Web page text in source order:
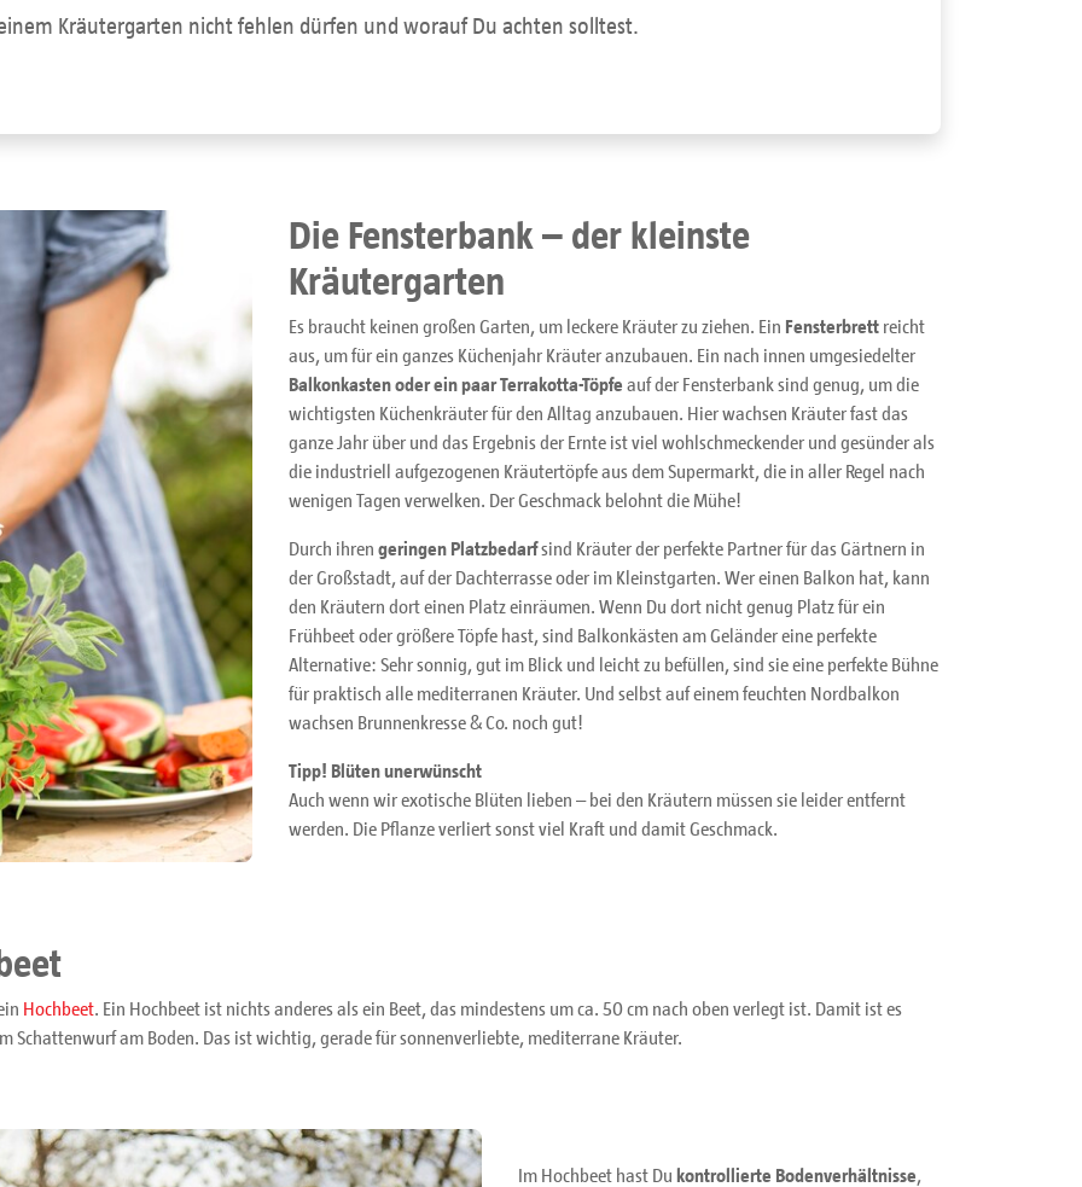
Kräutergarten nicht fehlen dürfen und worauf Du achten solltest.
Die Fensterbank – der kleinste
Kräutergarten
Es braucht keinen großen Garten, um leckere Kräuter zu ziehen. Ein Fensterbrett reicht
aus, um für ein ganzes Küchenjahr Kräuter anzubauen. Ein nach innen umgesiedelter
Balkonkasten oder ein paar Terrakotta-Töpfe auf der Fensterbank sind genug, um die
wichtigsten Küchenkräuter für den Alltag anzubauen. Hier wachsen Kräuter fast das
ganze Jahr über und das Ergebnis der Ernte ist viel wohlschmeckender und gesünder als
die industriell aufgezogenen Kräutertöpfe aus dem Supermarkt, die in aller Regel nach
wenigen Tagen verwelken. Der Geschmack belohnt die Mühe!
Durch ihren geringen Platzbedarfsind Kräuter der perfekte Partner für das Gärtnern in
der Großstadt, auf der Dachterrasse oder im Kleinstgarten. Wer einen Balkon hat, kann
den Kräutern dort einen Platz einräumen. Wenn Du dort nicht genug Platz für ein
Frühbeet oder größere Töpfe hast, sind Balkonkästen am Geländer eine perfekte
Alternative: Sehr sonnig, gut im Blick und leicht zu befüllen, sind sie eine perfekte Bühne
für praktisch alle mediterranen Kräuter. Und selbst auf einem feuchten Nordbalkon
wachsen Brunnenkresse & Co. noch gut!
Tipp! Blüten unerwünscht
Auch wenn wir exotische Blüten lieben – bei den Kräutern müssen sie leider entfernt
werden. Die Pflanze verliert sonst viel Kraft und damit Geschmack.
Hochbeet . Ein Hochbeet ist nichts anderes als ein Beet, das mindestens um ca. 50 cm nach oben verlegt ist. Damit ist es
Schattenwurf am Boden. Das ist wichtig, gerade für sonnenverliebte, mediterrane Kräuter.
Im Hochbeet hast Du kontrollierte Bodenverhältnisse